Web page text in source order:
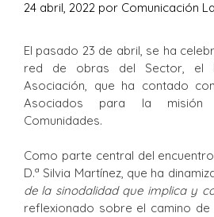
24 abril, 2022 por Comunicación
El pasado 23 de abril, se ha
red de obras del Sector, el
Asociación, que ha contado
Asociados para la
Comunidades.
Como parte central del
D.ª Silvia Martínez, que ha
de la sinodalidad que implica y
reflexionado sobre el camino de